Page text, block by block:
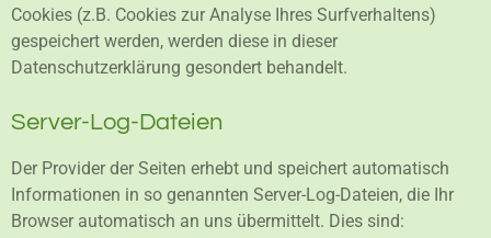
Cookies (z.B. Cookies zur Analyse Ihres Surfverhaltens)
gespeichert werden, werden diese in dieser
Datenschutzerklärung gesondert behandelt.
Server-Log-Dateien
Der Provider der Seiten erhebt und speichert automatisch
Informationen in so genannten Server-Log-Dateien, die Ihr
Browser automatisch an uns übermittelt. Dies sind: